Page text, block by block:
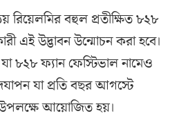
বহুল প্রতীক্ষিত ৮২৮
এই উদ্ভাবন উন্মোচন করা হবে।
৮২৮ ফ্যান ফেস্টিভাল নামেও
যা প্রতি বছর আগস্টে
উপলক্ষে আয়োজিত হয়।